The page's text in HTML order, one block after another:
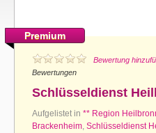
Premium
Bewertung
Bewertungen
Schlüsseldienst
Aufgelistet in ** Region
Brackenheim, Schlüsseldienst